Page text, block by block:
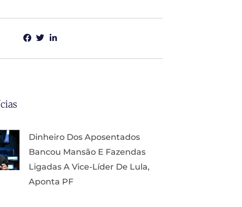
Dinheiro Dos Aposentados
Bancou Mansão E Fazendas
Ligadas A Vice-Líder De Lula,
Aponta PF